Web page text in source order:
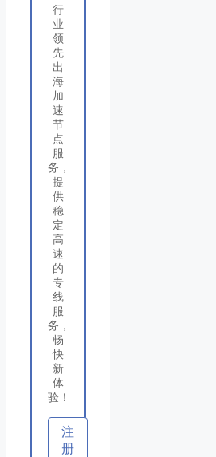
行
业
领
先
出
海
加
速
节
点
服
务，
提
供
稳
定
高
速
的
专
线
服
务，
畅
快
新
体
验！
注
册